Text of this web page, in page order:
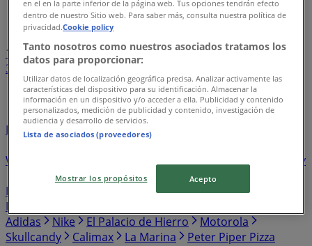
Índice de negocios en Coatepec Harinas
1
...
3
567
26
UPS
Ihop Kiosko Sally Beauty
Dportenis
Farmacias GI
Bodegas Alianza
Williams
Almacenes Anfora Ceramat
Charly
Ésika Farmatodo Bancoppel
Homecenter
Martí Guajardo Sfera
Pollo Loco
Adidas
Nike El Palacio de Hierro
Motorola
Skullcandy
Calimax La Marina Peter Piper Pizza
en el en la parte inferior de la página web. Tus opciones tendrán efecto
dentro de nuestro Sitio web. Para saber más, consulta nuestra política de
privacidad.Cookie policy
Tanto nosotros como nuestros asociados tratamos los
datos para proporcionar:
Utilizar datos de localización geográfica precisa. Analizar activamente las
características del dispositivo para su identificación. Almacenar la
información en un dispositivo y/o acceder a ella. Publicidad y contenido
personalizados, medición de publicidad y contenido, investigación de
audiencia y desarrollo de servicios.
Lista de asociados (proveedores)
Mostrar los propósitos Acepto